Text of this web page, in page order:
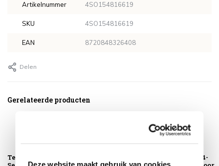
Deze website maakt gebruik van cookies
Artikelnummer 4SO154816619
SKU 4SO154816619
EAN 8720848326408
Delen
Gerelateerde producten
Teak Cleaner 4-
Teak Shield 4-